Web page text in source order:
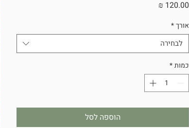
אורך*
לבחירה
כמות*
הוספה לסל